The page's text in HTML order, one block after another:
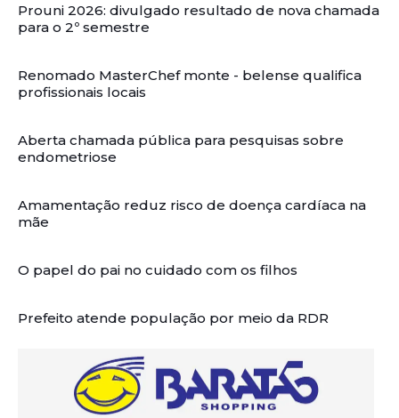
Prouni 2026: divulgado resultado de nova chamada
para o 2º semestre
Renomado MasterChef monte - belense qualifica
profissionais locais
Aberta chamada pública para pesquisas sobre
endometriose
Amamentação reduz risco de doença cardíaca na
mãe
O papel do pai no cuidado com os filhos
Prefeito atende população por meio da RDR